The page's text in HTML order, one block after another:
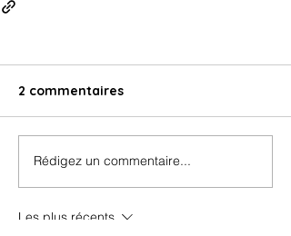
2 commentaires
Rédigez un commentaire...
Les plus récents